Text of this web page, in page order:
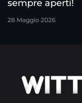
sempre aperti!
28 Maggio 2026